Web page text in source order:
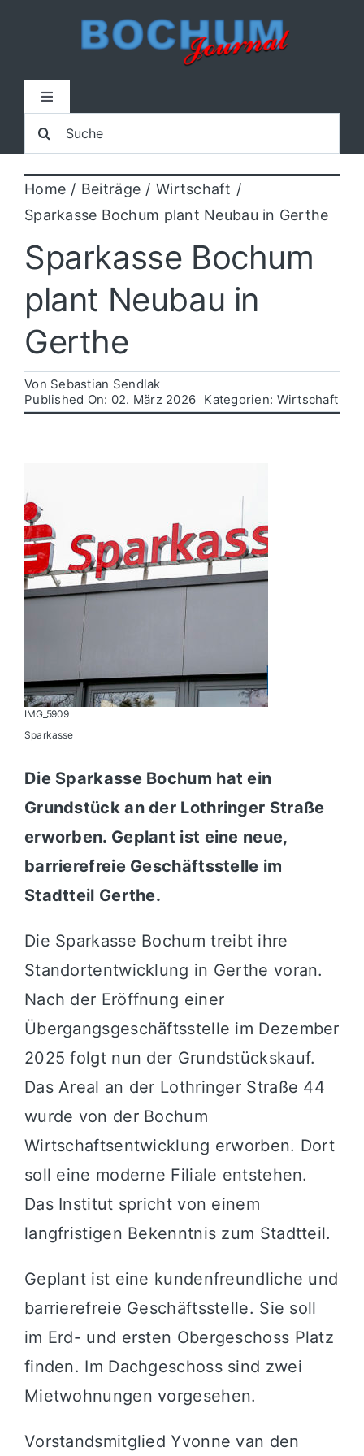
Toggle
Home
Lokal
Blaulicht
Sport
Kultur
Politik
Suche
nach:
Home Beiträge
Wirtschaft
Sparkasse Bochum plant Neubau in Gerthe
Sparkasse Bochum
plant Neubau in
Gerthe
Von Sebastian Sendlak
Published On: 02. März 2026 Kategorien: Wirtschaft
IMG_5909
Sparkasse
Die Sparkasse Bochum hat ein
Grundstück an der Lothringer Straße
erworben. Geplant ist eine neue,
barrierefreie Geschäftsstelle im
Stadtteil Gerthe.
Die Sparkasse Bochum treibt ihre
Standortentwicklung in Gerthe voran.
Nach der Eröffnung einer
Übergangsgeschäftsstelle im Dezember
2025 folgt nun der Grundstückskauf.
Das Areal an der Lothringer Straße 44
wurde von der Bochum
Wirtschaftsentwicklung erworben. Dort
soll eine moderne Filiale entstehen.
Das Institut spricht von einem
langfristigen Bekenntnis zum Stadtteil.
Geplant ist eine kundenfreundliche und
barrierefreie Geschäftsstelle. Sie soll
im Erd- und ersten Obergeschoss Platz
finden. Im Dachgeschoss sind zwei
Mietwohnungen vorgesehen.
Vorstandsmitglied Yvonne van den